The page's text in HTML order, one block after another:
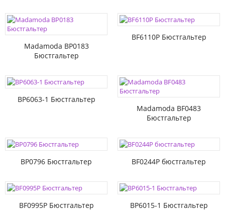
Madamoda BP0183
Бюстгальтер
BF6110P Бюстгальтер
BP6063-1 Бюстгальтер
Madamoda BF0483
Бюстгальтер
BP0796 Бюстгальтер BF0244P бюстгальтер
BF0995P Бюстгальтер BP6015-1 Бюстгальтер